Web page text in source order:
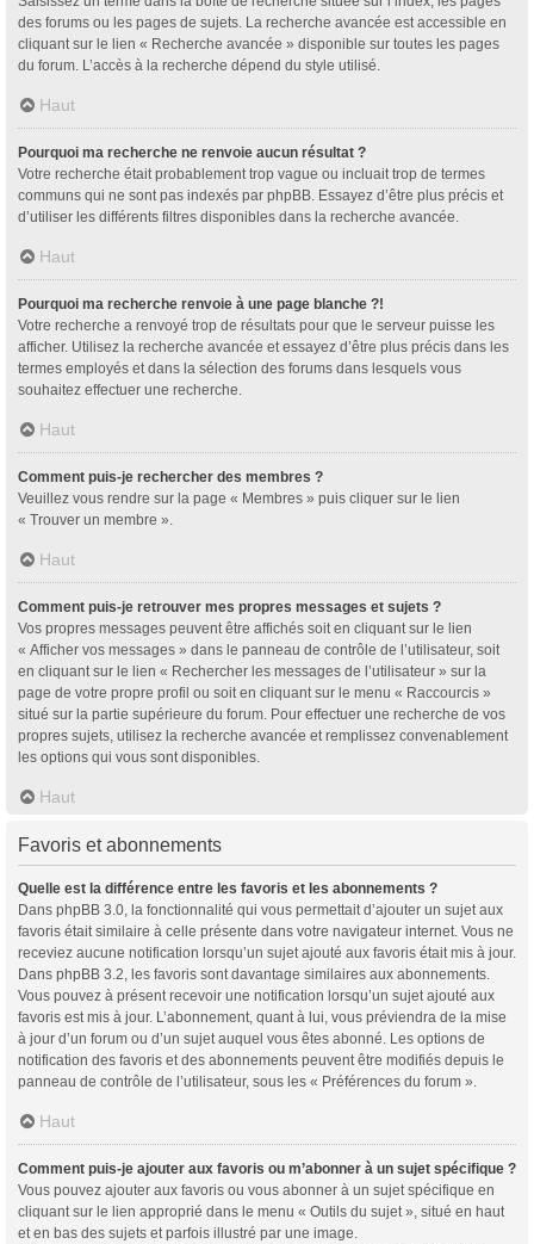
des forums ou les pages de sujets. La recherche avancée est accessible en
cliquant sur le lien « Recherche avancée » disponible sur toutes les pages
du forum. L’accès à la recherche dépend du style utilisé.
Haut
Pourquoi ma recherche ne renvoie aucun résultat ?
Votre recherche était probablement trop vague ou incluait trop de termes
communs qui ne sont pas indexés par phpBB. Essayez d’être plus précis et
d’utiliser les différents filtres disponibles dans la recherche avancée.
Haut
Pourquoi ma recherche renvoie à une page blanche ?!
Votre recherche a renvoyé trop de résultats pour que le serveur puisse les
afficher. Utilisez la recherche avancée et essayez d’être plus précis dans les
termes employés et dans la sélection des forums dans lesquels vous
souhaitez effectuer une recherche.
Haut
Comment puis-je rechercher des membres ?
Veuillez vous rendre sur la page « Membres » puis cliquer sur le lien
« Trouver un membre ».
Haut
Comment puis-je retrouver mes propres messages et sujets ?
Vos propres messages peuvent être affichés soit en cliquant sur le lien
« Afficher vos messages » dans le panneau de contrôle de l’utilisateur, soit
en cliquant sur le lien « Rechercher les messages de l’utilisateur » sur la
page de votre propre profil ou soit en cliquant sur le menu « Raccourcis »
situé sur la partie supérieure du forum. Pour effectuer une recherche de vos
propres sujets, utilisez la recherche avancée et remplissez convenablement
les options qui vous sont disponibles.
Haut
Favoris et abonnements
Quelle est la différence entre les favoris et les abonnements ?
Dans phpBB 3.0, la fonctionnalité qui vous permettait d’ajouter un sujet aux
favoris était similaire à celle présente dans votre navigateur internet. Vous ne
receviez aucune notification lorsqu’un sujet ajouté aux favoris était mis à jour.
Dans phpBB 3.2, les favoris sont davantage similaires aux abonnements.
Vous pouvez à présent recevoir une notification lorsqu’un sujet ajouté aux
favoris est mis à jour. L’abonnement, quant à lui, vous préviendra de la mise
à jour d’un forum ou d’un sujet auquel vous êtes abonné. Les options de
notification des favoris et des abonnements peuvent être modifiés depuis le
panneau de contrôle de l’utilisateur, sous les « Préférences du forum ».
Haut
Comment puis-je ajouter aux favoris ou m’abonner à un sujet spécifique ?
Vous pouvez ajouter aux favoris ou vous abonner à un sujet spécifique en
cliquant sur le lien approprié dans le menu « Outils du sujet », situé en haut
et en bas des sujets et parfois illustré par une image.